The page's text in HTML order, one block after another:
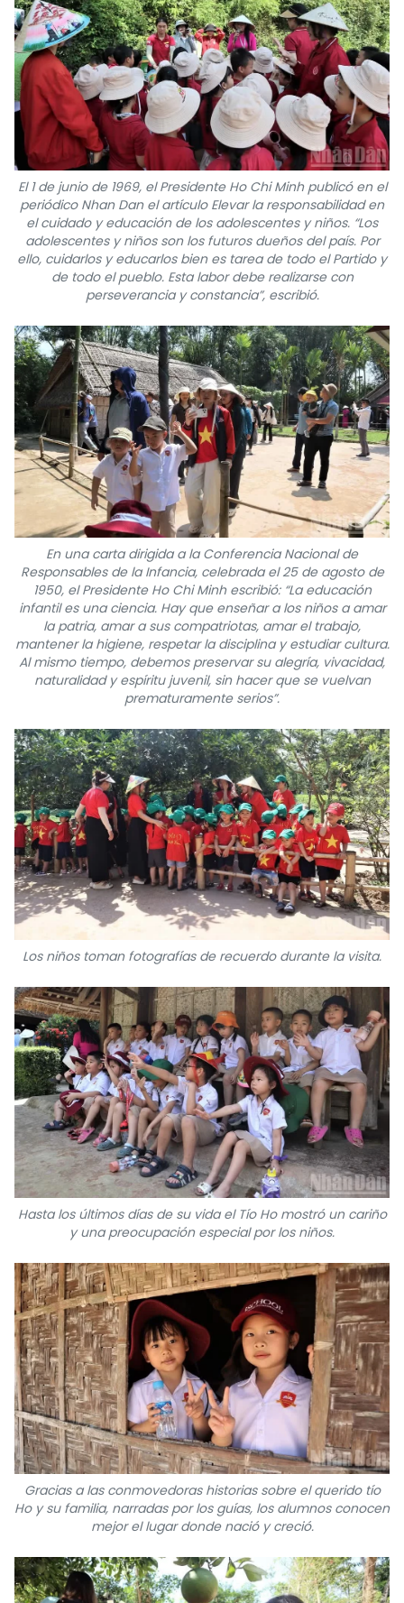
El 1 de junio de 1969, el Presidente Ho Chi Minh publicó en el
periódico Nhan Dan el artículo Elevar la responsabilidad en
el cuidado y educación de los adolescentes y niños. “Los
adolescentes y niños son los futuros dueños del país. Por
ello, cuidarlos y educarlos bien es tarea de todo el Partido y
de todo el pueblo. Esta labor debe realizarse con
perseverancia y constancia”, escribió.
En una carta dirigida a la Conferencia Nacional de
Responsables de la Infancia, celebrada el 25 de agosto de
1950, el Presidente Ho Chi Minh escribió: “La educación
infantil es una ciencia. Hay que enseñar a los niños a amar
la patria, amar a sus compatriotas, amar el trabajo,
mantener la higiene, respetar la disciplina y estudiar cultura.
Al mismo tiempo, debemos preservar su alegría, vivacidad,
naturalidad y espíritu juvenil, sin hacer que se vuelvan
prematuramente serios”.
Los niños toman fotografías de recuerdo durante la visita.
Hasta los últimos días de su vida el Tío Ho mostró un cariño
y una preocupación especial por los niños.
Gracias a las conmovedoras historias sobre el querido tío
Ho y su familia, narradas por los guías, los alumnos conocen
mejor el lugar donde nació y creció.